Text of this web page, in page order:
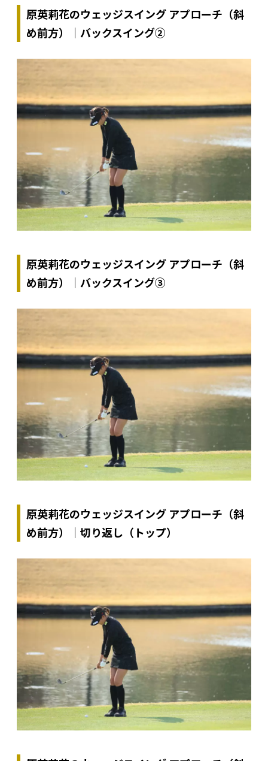
原英莉花のウェッジスイング アプローチ（斜
め前方）｜バックスイング②
原英莉花のウェッジスイング アプローチ（斜
め前方）｜バックスイング③
原英莉花のウェッジスイング アプローチ（斜
め前方）｜切り返し（トップ）